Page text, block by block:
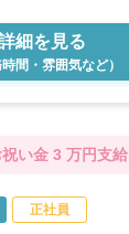
細を見る
時間・雰囲気など）
祝い金 3 万円支給
正社員